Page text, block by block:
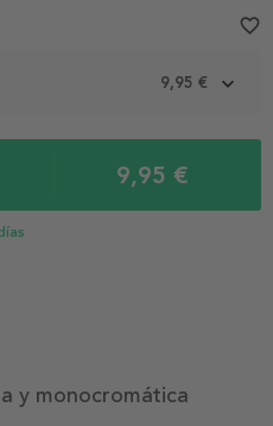
9,95 €
9,95 €
favorite_border
y monocromática